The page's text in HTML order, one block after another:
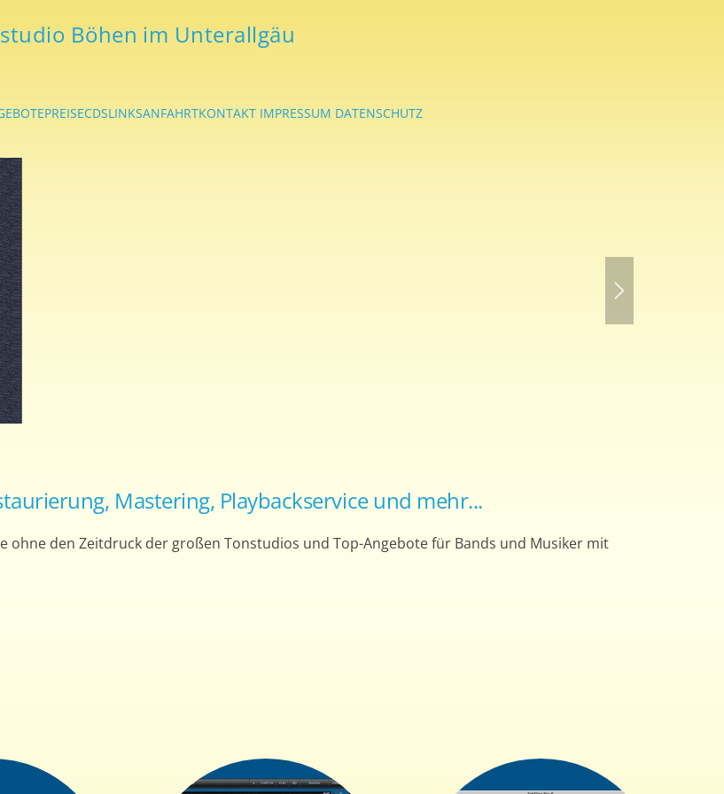
Böhen im Unterallgäu
PREISECDSLINKSANFAHRTKONTAKT IMPRESSUM DATENSCHUTZ
Mastering, Playbackservice und mehr...
den Zeitdruck der großen Tonstudios und Top-Angebote für Bands und Musiker mit